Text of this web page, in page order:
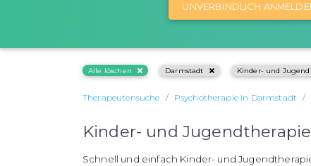
UNVERBINDLICH
Alle löschen Darmstadt Kinder- und
Therapeutensuche Psychotherapie in Darmstadt
Kinder- und
Schnell und einfach Kinder- und